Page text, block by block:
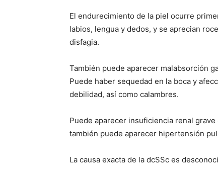
El endurecimiento de la piel ocurre
labios, lengua y dedos, y se aprecian
disfagia.
También puede aparecer malabsorción
Puede haber sequedad en la boca y
debilidad, así como calambres.
Puede aparecer insuficiencia renal
también puede aparecer hipertensión
La causa exacta de la dcSSc es